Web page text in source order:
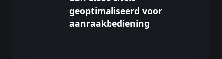
geoptimaliseerd voor
aanraakbediening